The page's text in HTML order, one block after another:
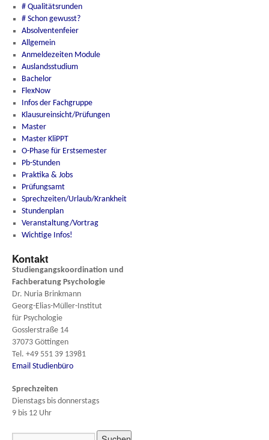
# Qualitätsrunden
# Schon gewusst?
Absolventenfeier
Allgemein
Anmeldezeiten Module
Auslandsstudium
Bachelor
FlexNow
Infos der Fachgruppe
Klausureinsicht/Prüfungen
Master
Master KliPPT
O-Phase für Erstsemester
Pb-Stunden
Praktika & Jobs
Prüfungsamt
Sprechzeiten/Urlaub/Krankheit
Stundenplan
Veranstaltung/Vortrag
Wichtige Infos!
Kontakt
Studiengangskoordination und
Fachberatung Psychologie
Dr. Nuria Brinkmann
Georg-Elias-Müller-Institut
für Psychologie
Gosslerstraße 14
37073 Göttingen
Tel. +49 551 39 13981
Email Studienbüro
Sprechzeiten
Dienstags bis donnerstags
9 bis 12 Uhr